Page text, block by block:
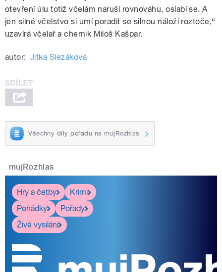
otevření úlu totiž včelám naruší rovnováhu, oslabí se. A
jen silné včelstvo si umí poradit se silnou náloží roztoče,“
uzavírá včelař a chemik Miloš Kašpar.
autor: Jitka Slezáková
Všechny díly pořadu na mujRozhlas
mujRozhlas
Hry a četby
Krimi
Pohádky
Pořady
Živé vysílání